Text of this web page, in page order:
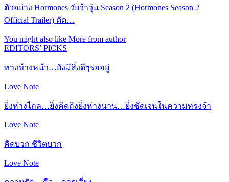
ตัวอย่าง Hormones วัยว้าวุ่น Season 2 (Hormones Season 2
Official Trailer) ตัด…
You might also like More from author
EDITORS’ PICKS
ทางข้างหน้า…ยังมีสิ่งดีๆรออยู่
Love Note
ยิ่งห่างไกล…ยิ่งคิดถึงยิ่งห่างนาน…ยิ่งชัดเจนในความทรงจำ
Love Note
คิดบวก ชีวิตบวก
Love Note